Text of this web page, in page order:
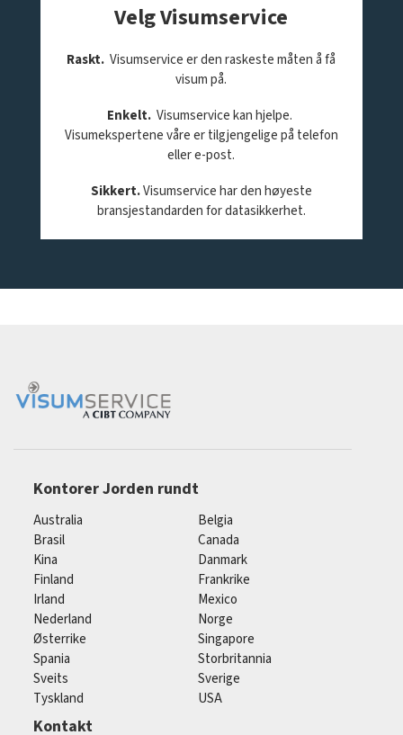
Velg Visumservice
Raskt. Visumservice er den raskeste måten å få
visum på.
Enkelt. Visumservice kan hjelpe.
Visumekspertene våre er tilgjengelige på telefon
eller e-post.
Sikkert.Visumservice har den høyeste
bransjestandarden for datasikkerhet.
Kontorer Jorden rundt
Australia
Belgia
Brasil
Canada
Kina
Danmark
Finland
Frankrike
Irland
Mexico
Nederland
Norge
Østerrike
Singapore
Spania
Storbritannia
Sveits
Sverige
Tyskland
USA
Kontakt